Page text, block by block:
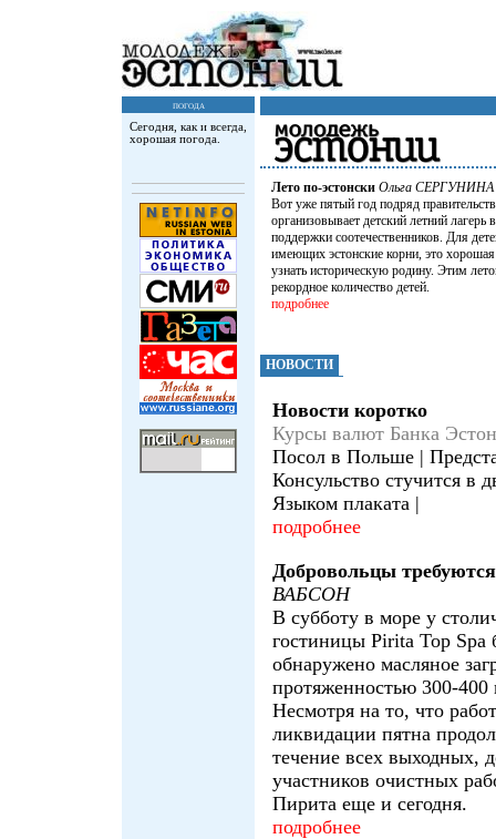
погода
Сегодня, как и всегда,
хорошая погода.
Лето по-эстонски Ольга СЕРГУНИНА
Вот уже пятый год подряд
организовывает детский летний
поддержки соотечественников. Для
имеющих эстонские корни, это
узнать историческую родину. Этим
рекордное количество детей.
подробнее
НОВОСТИ
Новости коротко
Куpсы валют Банка
Посол в Польше |
Консульство стучится в
Языком плаката |
подробнее
Добровольцы требуются
ВАБСОН
В субботу в море у
гостиницы Pirita Top Spa
обнаружено масляное
протяженностью 300-400
Несмотря на то, что
ликвидации пятна
течение всех выходных,
участников очистных
Пирита еще и сегодня.
подробнее